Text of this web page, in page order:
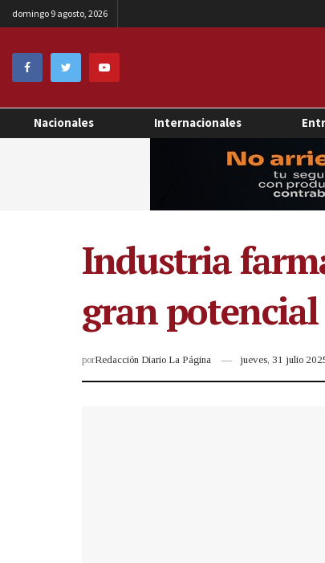
domingo 9 agosto, 2026
Nacionales Internacionales
Industria
gran potencial
porRedacción Diario La Página jueves, 31 julio